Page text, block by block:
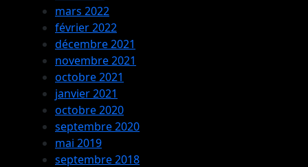
mars 2022
février 2022
décembre 2021
novembre 2021
octobre 2021
janvier 2021
octobre 2020
septembre 2020
mai 2019
septembre 2018